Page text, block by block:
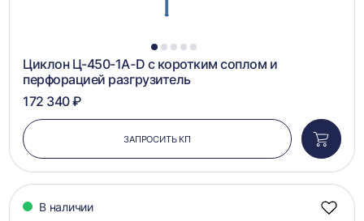
1 2 3 4 5
Циклон Ц-450-1A-D с коротким соплом и
перфорацией разгрузитель
172 340 ₽
ЗАПРОСИТЬ КП
в
В наличии